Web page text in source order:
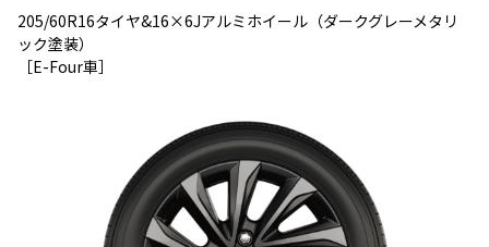
205/60R16タイヤ&16×6Jアルミホイール（ダークグレーメタリ
ック塗装）
［E-Four車］